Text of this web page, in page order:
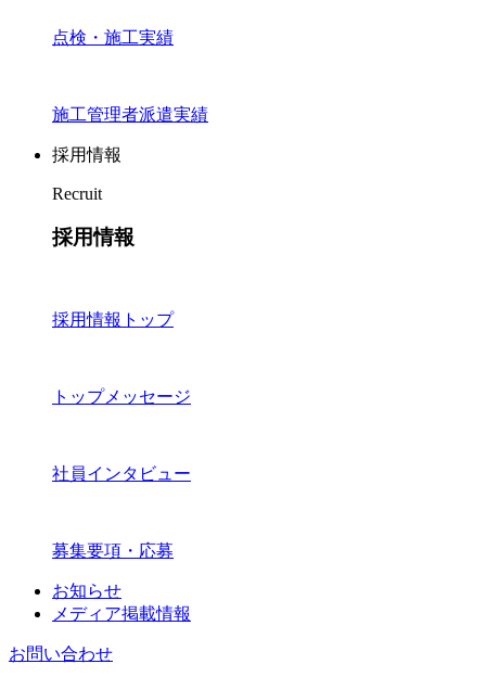
点検・施工実績
施工管理者派遣実績
採用情報
Recruit
採用情報
採用情報トップ
トップメッセージ
社員インタビュー
募集要項・応募
お知らせ
メディア掲載情報
お問い合わせ